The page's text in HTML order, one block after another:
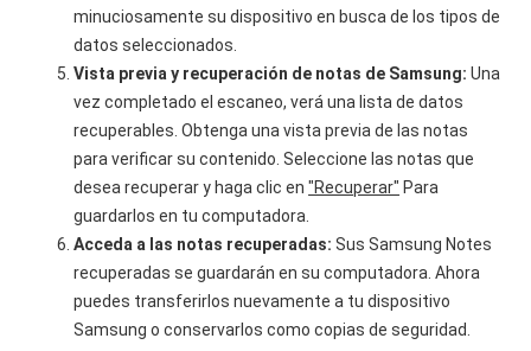
minuciosamente su dispositivo en busca de los tipos de
datos seleccionados.
Vista previa y recuperación de notas de Samsung: Una
vez completado el escaneo, verá una lista de datos
recuperables. Obtenga una vista previa de las notas
para verificar su contenido. Seleccione las notas que
desea recuperar y haga clic en"Recuperar" Para
guardarlos en tu computadora.
Acceda a las notas recuperadas: Sus Samsung Notes
recuperadas se guardarán en su computadora. Ahora
puedes transferirlos nuevamente a tu dispositivo
Samsung o conservarlos como copias de seguridad.